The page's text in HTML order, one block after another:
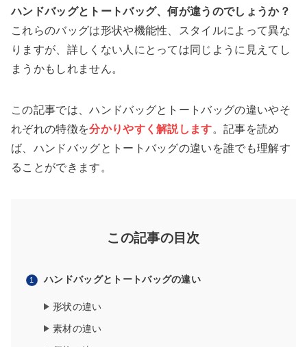
ハンドバッグとトートバッグ、何が違うのでしょうか？
これらのバッグは形状や機能性、スタイルによって異な
りますが、詳しくない人にとっては同じように見えてし
まうかもしれません。
この記事では、ハンドバッグとトートバッグの違いやそ
れぞれの特徴を分かりやすく解説します。記事を読め
ば、ハンドバッグとトートバッグの違いを誰でも理解す
ることができます。
この記事の目次
ハンドバッグとトートバッグの違い
形状の違い
素材の違い